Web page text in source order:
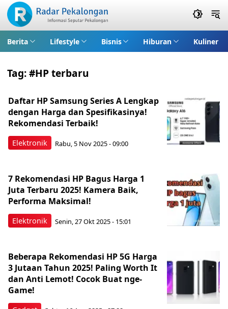
Berita Lifestyle Bisnis Hiburan Kuliner
Tag:#HP terbaru
Elektronik
Daftar HP Samsung Series A Lengkap
dengan Harga dan Spesifikasinya!
Rekomendasi Terbaik!
Rabu, 5 Nov 2025 - 09:00
Elektronik
7 Rekomendasi HP Bagus Harga 1
Juta Terbaru 2025! Kamera Baik,
Performa Maksimal!
Senin, 27 Okt 2025 - 15:01
Beberapa Rekomendasi HP 5G Harga
3 Jutaan Tahun 2025! Paling Worth It
dan Anti Lemot! Cocok Buat nge-
Game!